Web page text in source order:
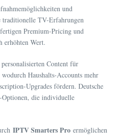
und
traditionelle TV-Erfahrungen
Premium-Pricing und
erhöhten Wert.
Content für
Haushalts-Accounts mehr
Upgrades fördern. Deutsche
Optionen, die individuelle
IPTV Smarters Pro ermöglichen